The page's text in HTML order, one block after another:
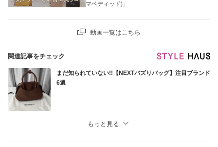
マベディッド)」
動画一覧はこちら
関連記事をチェック
まだ知られていない!!【NEXTバズりバッグ】注目ブランド
6選
もっと見る